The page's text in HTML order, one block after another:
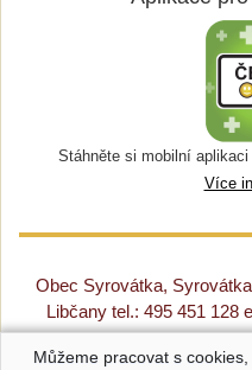
Stáhněte si mobilní
Více
Obec Syrovátka,
Libčany tel.: 495 451 128
Prohlášení o přístupnosti|
Můžeme pracovat s